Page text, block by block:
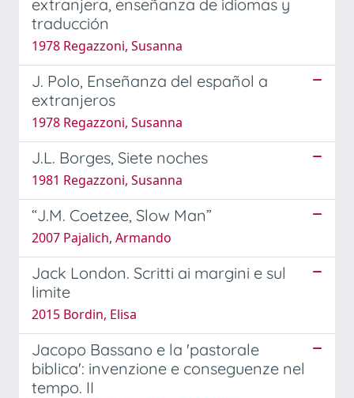
extranjera, enseñanza de idiomas y
traducción
1978 Regazzoni, Susanna
J. Polo, Enseñanza del español a
extranjeros
1978 Regazzoni, Susanna
J.L. Borges, Siete noches
1981 Regazzoni, Susanna
“J.M. Coetzee, Slow Man”
2007 Pajalich, Armando
Jack London. Scritti ai margini e sul
limite
2015 Bordin, Elisa
Jacopo Bassano e la 'pastorale
biblica': invenzione e conseguenze nel
tempo. II